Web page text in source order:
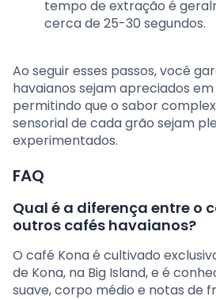
tempo de extração é
cerca de 25-30 segundos.
Ao seguir esses passos, você
havaianos sejam apreciados
permitindo que o sabor
sensorial de cada grão sejam
experimentados.
FAQ
Qual é a diferença entre o
outros cafés havaianos?
O café Kona é cultivado
de Kona, na Big Island, e é
suave, corpo médio e notas de